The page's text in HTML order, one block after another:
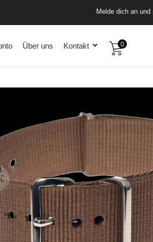
Melde dich an und
Über uns Kontakt 0